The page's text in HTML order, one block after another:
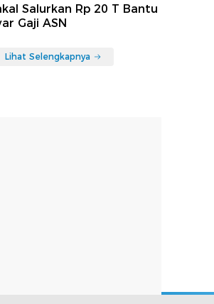
Salurkan Rp 20 T Bantu
Gaji ASN
Lihat Selengkapnya